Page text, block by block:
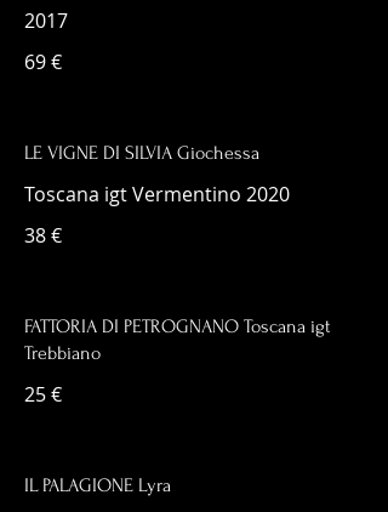
2017
69 €
LE VIGNE DI SILVIA Giochessa
Toscana igt Vermentino 2020
38 €
FATTORIA DI PETROGNANO Toscana igt
Trebbiano
25 €
IL PALAGIONE Lyra